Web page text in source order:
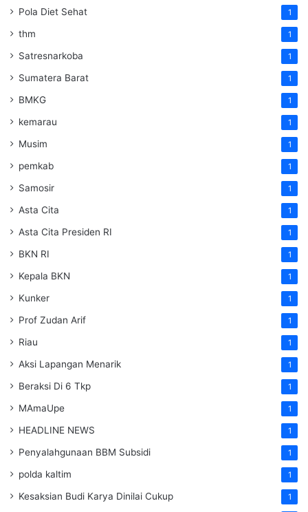
Pola Diet Sehat 1
thm 1
Satresnarkoba 1
Sumatera Barat 1
BMKG 1
kemarau 1
Musim 1
pemkab 1
Samosir 1
Asta Cita 1
Asta Cita Presiden RI 1
BKN RI 1
Kepala BKN 1
Kunker 1
Prof Zudan Arif 1
Riau 1
Aksi Lapangan Menarik 1
Beraksi Di 6 Tkp 1
MAmaUpe 1
HEADLINE NEWS 1
Penyalahgunaan BBM Subsidi 1
polda kaltim 1
Kesaksian Budi Karya Dinilai Cukup 1